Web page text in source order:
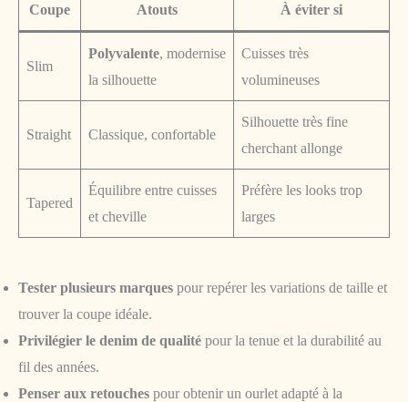
Coupe Atouts À éviter si
Slim
Polyvalente, modernise
la silhouette
Cuisses très
volumineuses
Straight Classique, confortable
Silhouette très fine
cherchant allonge
Tapered
Équilibre entre cuisses
et cheville
Préfère les looks trop
larges
Tester plusieurs marques pour repérer les variations de taille et
trouver la coupe idéale.
Privilégier le denim de qualité pour la tenue et la durabilité au
fil des années.
Penser aux retouches pour obtenir un ourlet adapté à la